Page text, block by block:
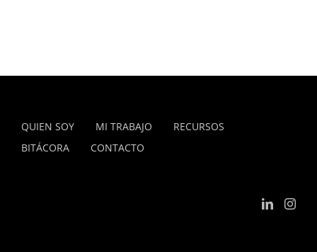
QUIEN SOY MI TRABAJO
RECURSOS
BITÁCORA
CONTACTO